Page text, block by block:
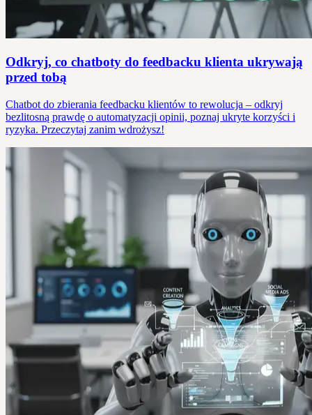
Odkryj, co chatboty do feedbacku klienta ukrywają
przed tobą
Chatbot do zbierania feedbacku klientów to rewolucja – odkryj
bezlitosną prawdę o automatyzacji opinii, poznaj ukryte korzyści i
ryzyka. Przeczytaj zanim wdrożysz!